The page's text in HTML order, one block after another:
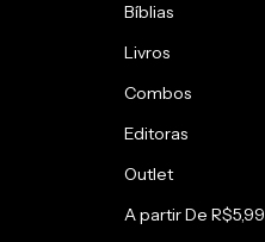
Bíblias
Livros
Combos
Editoras
Outlet
A partir De R$5,99